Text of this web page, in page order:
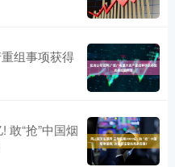
组事项获得
敢“抢”中国烟